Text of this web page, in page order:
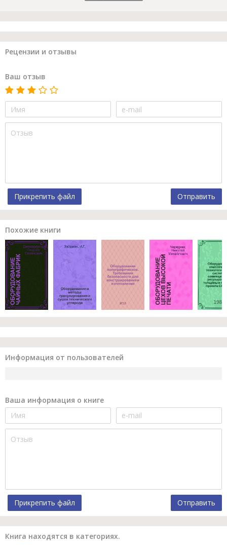
Рецензии и отзывы
Ваш отзыв
Прикрепить файл Отправить
Похожие книги
Информация от пользователей
Ваша информация о книге
Прикрепить файл Отправить
Книга находятся в категориях.